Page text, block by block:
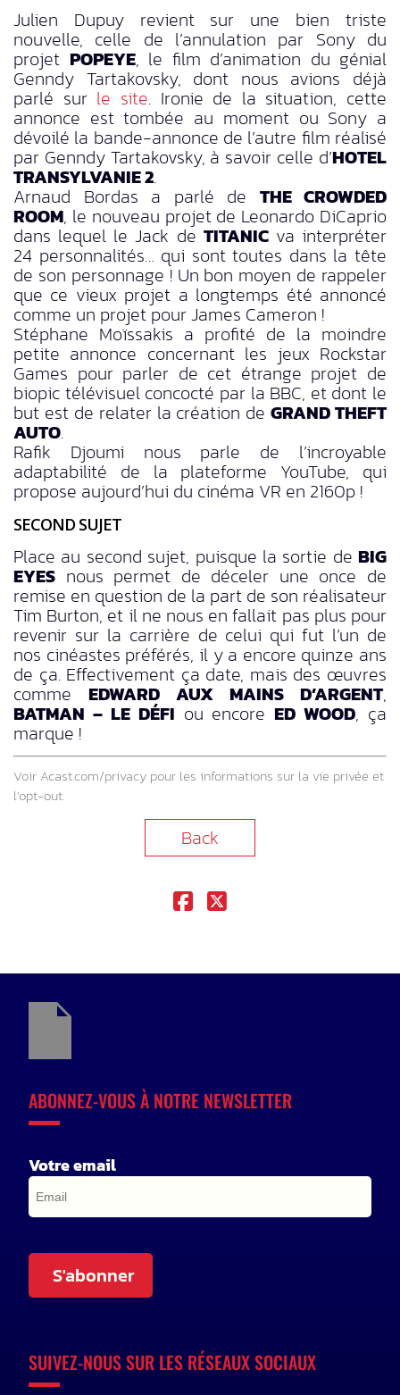
Julien Dupuy revient sur une bien triste
nouvelle, celle de l’annulation par Sony du
projet POPEYE, le film d’animation du génial
Genndy Tartakovsky, dont nous avions déjà
parlé sur le site. Ironie de la situation, cette
annonce est tombée au moment ou Sony a
dévoilé la bande-annonce de l’autre film réalisé
par Genndy Tartakovsky, à savoir celle d’HOTEL
TRANSYLVANIE 2.
Arnaud Bordas a parlé de THE CROWDED
ROOM, le nouveau projet de Leonardo DiCaprio
dans lequel le Jack de TITANICva interpréter
24 personnalités… qui sont toutes dans la tête
de son personnage ! Un bon moyen de rappeler
que ce vieux projet a longtemps été annoncé
comme un projet pour James Cameron !
Stéphane Moïssakis a profité de la moindre
petite annonce concernant les jeux Rockstar
Games pour parler de cet étrange projet de
biopic télévisuel concocté par la BBC, et dont le
but est de relater la création deGRAND THEFT
AUTO.
Rafik Djoumi nous parle de l’incroyable
adaptabilité de la plateforme YouTube, qui
propose aujourd’hui du cinéma VR en 2160p !
SECOND SUJET
Place au second sujet, puisque la sortie de BIG
EYES nous permet de déceler une once de
remise en question de la part de son réalisateur
Tim Burton, et il ne nous en fallait pas plus pour
revenir sur la carrière de celui qui fut l’un de
nos cinéastes préférés, il y a encore quinze ans
de ça. Effectivement ça date, mais des œuvres
comme EDWARD AUX MAINS D’ARGENT,
BATMAN – LE DÉFI ou encoreED WOOD, ça
marque !
Voir Acast.com/privacy pour les informations sur la vie privée et
l’opt-out.
Back
ABONNEZ-VOUS À NOTRE NEWSLETTER
Votre email
S'abonner
SUIVEZ-NOUS SUR LES RÉSEAUX SOCIAUX